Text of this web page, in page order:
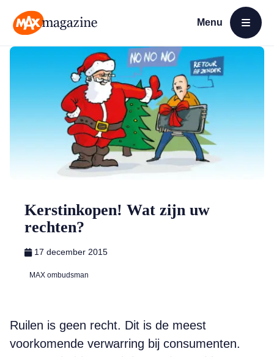
Menu
Open menu
Kerstinkopen! Wat zijn uw
rechten?
17 december 2015
MAX ombudsman
Ruilen is geen recht. Dit is de meest
voorkomende verwarring bij consumenten.